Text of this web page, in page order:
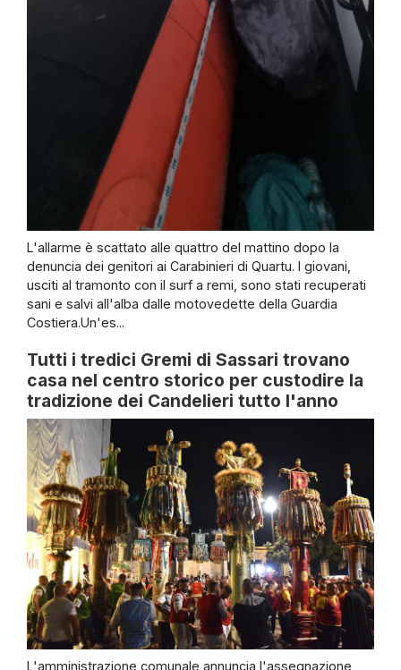
L'allarme è scattato alle quattro del mattino dopo la
denuncia dei genitori ai Carabinieri di Quartu. I giovani,
usciti al tramonto con il surf a remi, sono stati recuperati
sani e salvi all'alba dalle motovedette della Guardia
Costiera.Un'es...
Tutti i tredici Gremi di Sassari trovano
casa nel centro storico per custodire la
tradizione dei Candelieri tutto l'anno
L'amministrazione comunale annuncia l'assegnazione